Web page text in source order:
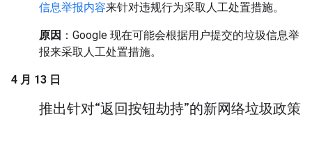
信息举报内容来针对违规行为采取人工处置措施。
原因 ：Google 现在可能会根据用户提交的垃圾信息举
报来采取人工处置措施。
4 月 13 日
推出针对“返回按钮劫持”的新网络垃圾政策